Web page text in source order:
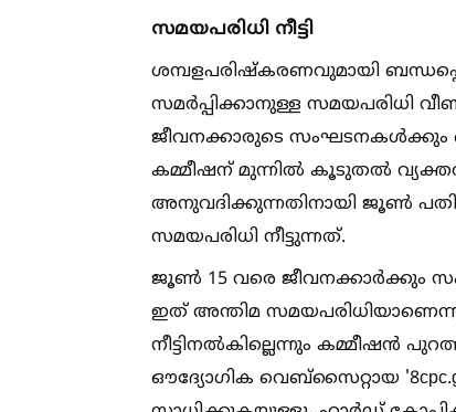
സമയപരിധി നീട്ടി
ശമ്പളപരിഷ്കരണവുമായി
സമർപ്പിക്കാനുള്ള സമയപരിധി
ജീവനക്കാരുടെ
കമ്മീഷന് മുന്നില്‍ കൂടുതല്‍
അനുവദിക്കുന്നതിനായി ജൂണ്‍
സമയപരിധി നീട്ടുന്നത്.
ജൂണ്‍ 15 വരെ ജീവനക്കാർക്കും
ഇത് അന്തിമ
നീട്ടിനല്‍കില്ലെന്നും കമ്മീഷൻ
ഔദ്യോഗിക വെബ്സൈറ്റായ